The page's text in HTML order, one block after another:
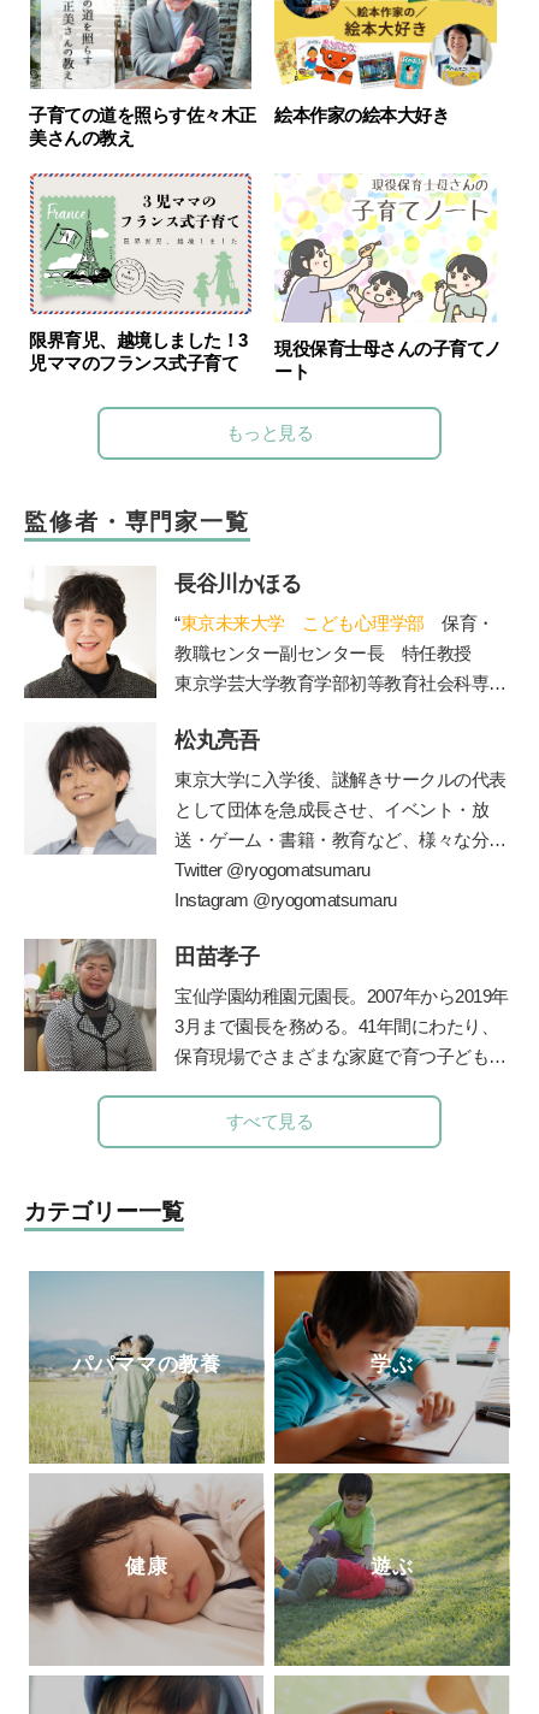
子育ての道を照らす佐々木正
美さんの教え
絵本作家の絵本大好き
限界育児、越境しました！3
児ママのフランス式子育て
現役保育士母さんの子育てノ
ート
もっと見る
監修者・専門家一覧
長谷川かほる
“東京未来大学 こども心理学部 保育・
教職センター副センター長 特任教授
東京学芸大学教育学部初等教育社会科専攻
校長、校長を経て現職。大学では、管理職
歴15年の経験を活かし、教員を目指す学生
たちの指導を担当されています。著書に
「保護者対応12か月」(小学館)。”
松丸亮吾
東京大学に入学後、謎解きサークルの代表
として団体を急成長させ、イベント・放
送・ゲーム・書籍・教育など、様々な分野
で一大ブームを巻き起こしている
の仕掛け人。現在は東大発の謎解きクリエ
とともに様々なメディアに謎解きを仕掛け
ている。監修書籍に、『東大ナゾトレ』シ
リーズ(扶桑社 )、『東大松丸式ナゾトキス
クール』『東大松丸式 名探偵コナンナゾ
ナゾときタイム』
、など多数の
Twitter @ryogomatsumaru
Instagram @ryogomatsumaru
田苗孝子
宝仙学園幼稚園元園長。2007年から2019年
3月まで園長を務める。41年間にわたり、
保育現場でさまざまな家庭で育つ子どもと
定評がある。豊かな経験を活かして、『幼
稚園』（小学館刊）で育児相談コーナーを
ージを伝えてきた。
すべて見る
カテゴリー一覧
パパママの教養 学ぶ
健康 遊ぶ